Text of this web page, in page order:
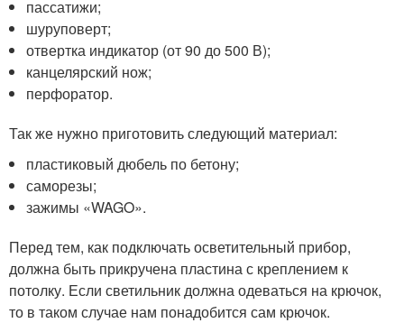
пассатижи;
шуруповерт;
отвертка индикатор (от 90 до 500 В);
канцелярский нож;
перфоратор.
Так же нужно приготовить следующий материал:
пластиковый дюбель по бетону;
саморезы;
зажимы «WAGO».
Перед тем, как подключать осветительный прибор,
должна быть прикручена пластина с креплением к
потолку. Если светильник должна одеваться на крючок,
то в таком случае нам понадобится сам крючок.